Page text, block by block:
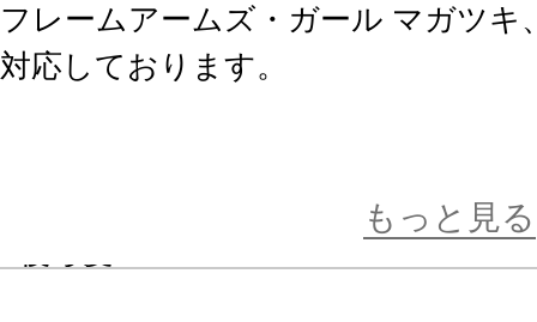
フレームアームズ・ガール マガツ
対応しております。
もっと見る